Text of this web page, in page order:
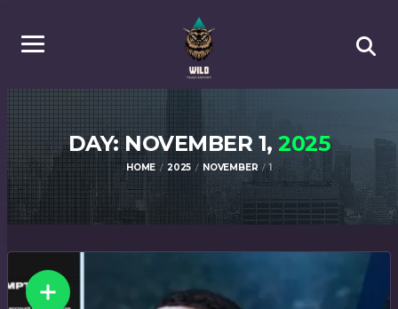
DAY: NOVEMBER 1,2025
HOME 2025 NOVEMBER 1